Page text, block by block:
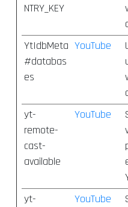
NTRY_KEY
YtIdbMeta
#databas
es
YouTube
yt-
remote-
cast-
available
YouTube
yt-
YouTube